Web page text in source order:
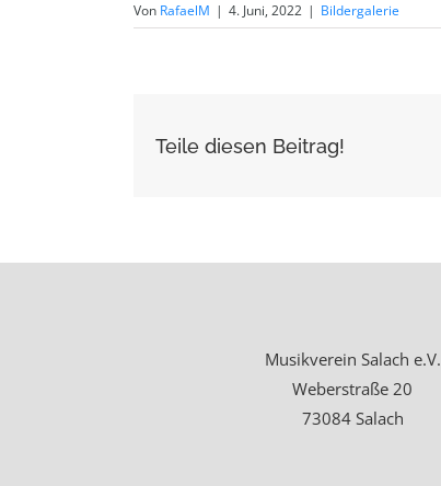
Von RafaelM | 4. Juni, 2022 | Bildergalerie
Teile diesen Beitrag!
Musikverein Salach e.V.
Weberstraße 20
73084 Salach